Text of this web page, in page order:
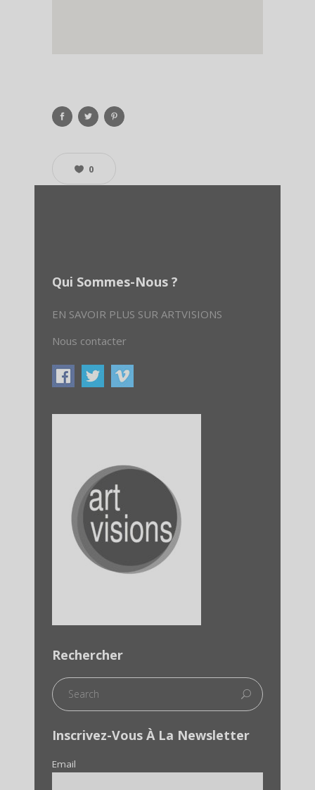
0
Qui Sommes-Nous ?
EN SAVOIR PLUS SUR ARTVISIONS
Nous contacter
Rechercher
Inscrivez-Vous À La Newsletter
Email